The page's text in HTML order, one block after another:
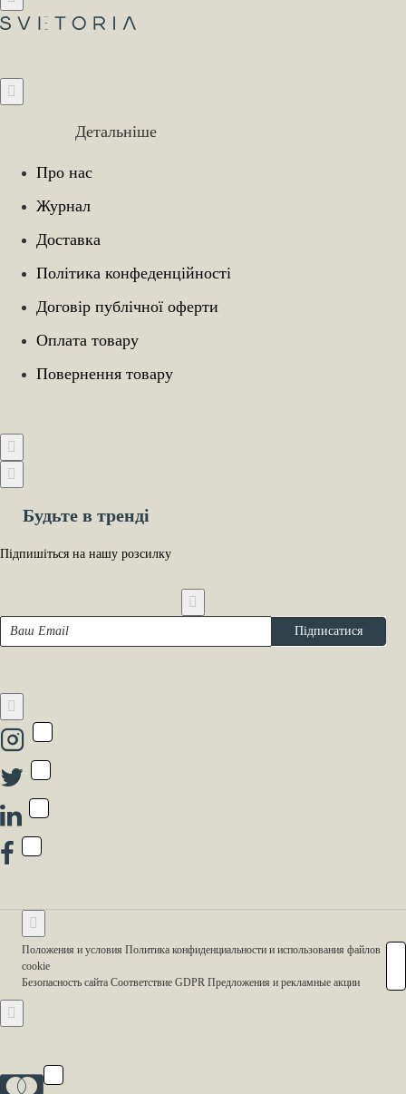
Детальніше
Про нас
Журнал
Доставка
Політика конфеденційності
Договір публічної оферти
Оплата товару
Повернення товару
Будьте в тренді
Підпишіться на нашу розсилку
Підписатися
Положения и условия Политика конфиденциальности и использования файлов
cookie
Безопасность сайта Соответствие GDPR Предложения и рекламные акции